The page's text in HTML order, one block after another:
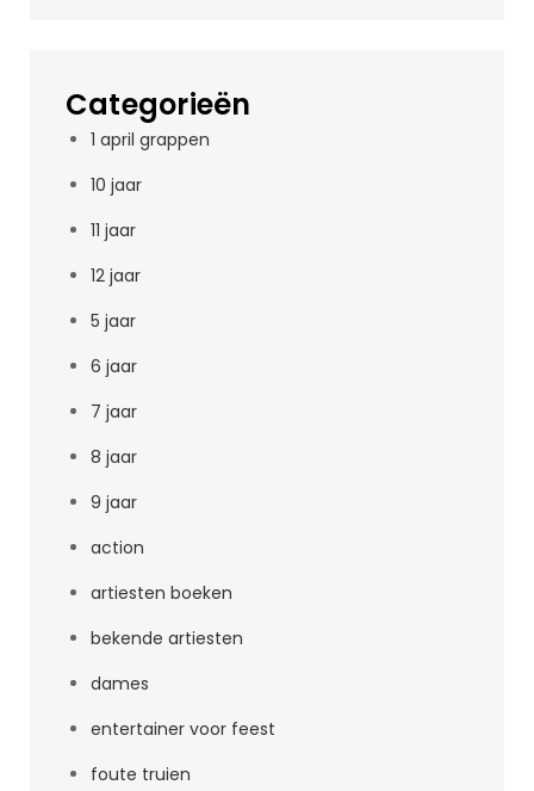
Categorieën
1 april grappen
10 jaar
11 jaar
12 jaar
5 jaar
6 jaar
7 jaar
8 jaar
9 jaar
action
artiesten boeken
bekende artiesten
dames
entertainer voor feest
foute truien